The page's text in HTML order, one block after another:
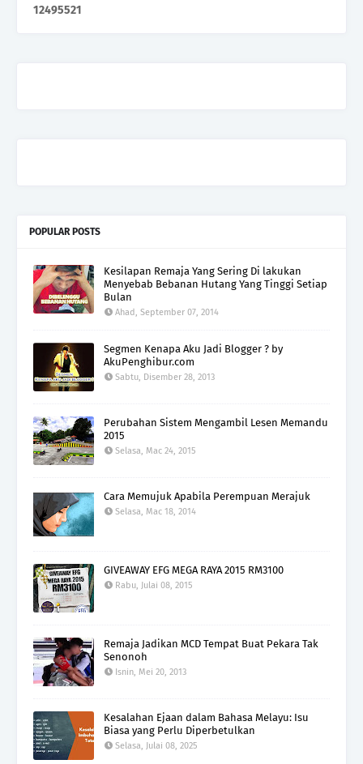
12495521
POPULAR POSTS
Kesilapan Remaja Yang Sering Di lakukan
Menyebab Bebanan Hutang Yang Tinggi Setiap
Bulan
Ahad, September 07, 2014
Segmen Kenapa Aku Jadi Blogger ? by
AkuPenghibur.com
Sabtu, Disember 28, 2013
Perubahan Sistem Mengambil Lesen Memandu
2015
Selasa, Mac 24, 2015
Cara Memujuk Apabila Perempuan Merajuk
Selasa, Mac 18, 2014
GIVEAWAY EFG MEGA RAYA 2015 RM3100
Rabu, Julai 08, 2015
Remaja Jadikan MCD Tempat Buat Pekara Tak
Senonoh
Isnin, Mei 20, 2013
Kesalahan Ejaan dalam Bahasa Melayu: Isu
Biasa yang Perlu Diperbetulkan
Selasa, Julai 08, 2025